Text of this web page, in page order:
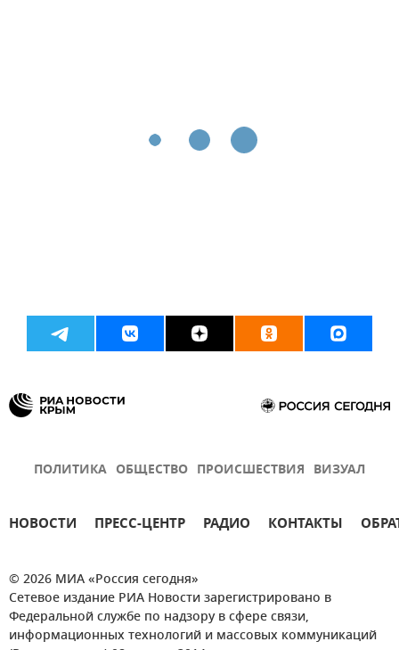
ПОЛИТИКА ОБЩЕСТВО ПРОИСШЕСТВИЯ ВИЗУАЛ
НОВОСТИ ПРЕСС-ЦЕНТР РАДИО КОНТАКТЫ
© 2026 МИА «Россия сегодня»
Сетевое издание РИА Новости зарегистрировано в
Федеральной службе по надзору в сфере связи,
информационных технологий и массовых коммуникаций